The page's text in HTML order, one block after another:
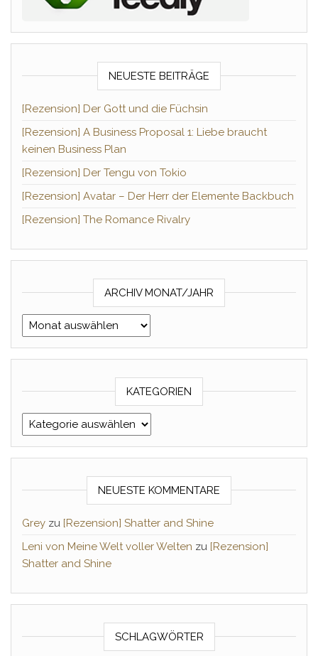
NEUESTE BEITRÄGE
[Rezension] Der Gott und die Füchsin
[Rezension] A Business Proposal 1: Liebe braucht
keinen Business Plan
[Rezension] Der Tengu von Tokio
[Rezension] Avatar – Der Herr der Elemente Backbuch
[Rezension] The Romance Rivalry
ARCHIV MONAT/JAHR
Archiv Monat/Jahr
KATEGORIEN
Kategorien
NEUESTE KOMMENTARE
Grey zu [Rezension] Shatter and Shine
Leni von Meine Welt voller Welten zu [Rezension]
Shatter and Shine
SCHLAGWÖRTER